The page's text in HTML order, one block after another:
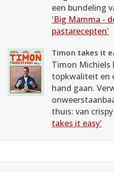
een bundeling
'Big Mamma -
pastarecepten'
Timon takes it
Timon Michiels
topkwaliteit en
hand gaan.
thuis: van
takes it easy'